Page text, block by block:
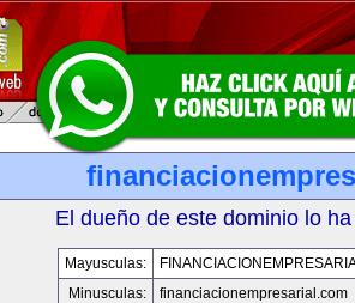
El dueño de este dominio lo
Mayusculas:
Minusculas:
financiacionempresarial.com